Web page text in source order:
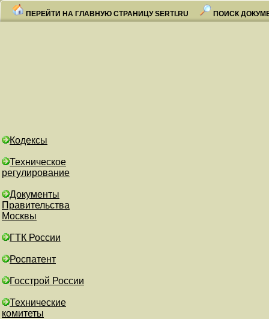
ПЕРЕЙТИ НА ГЛАВНУЮ СТРАНИЦУ SERTI.RU ПОИСК
Кодексы
Техническое
регулирование
Документы
Правительства
Москвы
ГТК России
Роспатент
Госстрой России
Технические
комитеты